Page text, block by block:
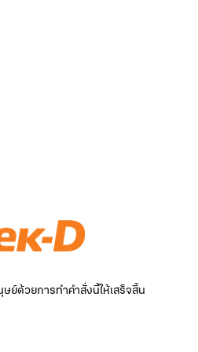
ย์ด้วยการทำคำสั่งนี้ให้เสร็จสิ้น